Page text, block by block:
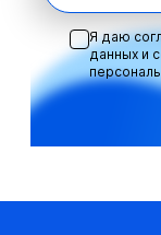
Я даю
данных и